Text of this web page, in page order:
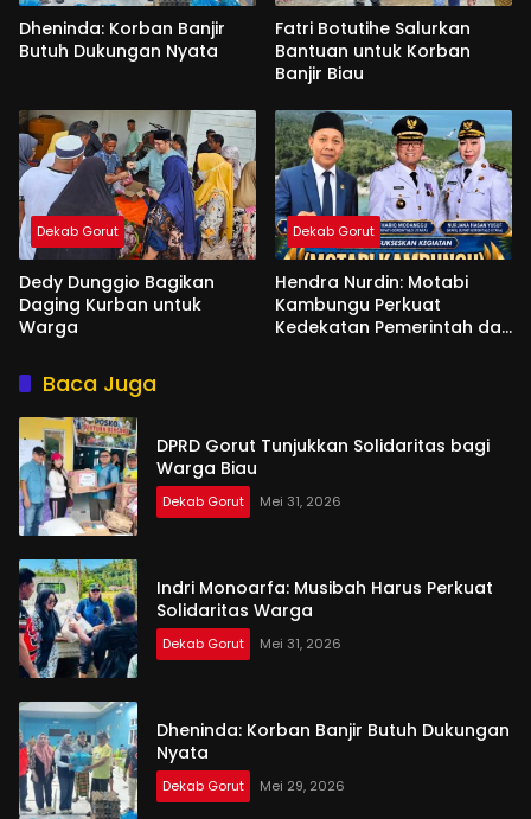
Dheninda: Korban Banjir
Butuh Dukungan Nyata
Fatri Botutihe Salurkan
Bantuan untuk Korban
Banjir Biau
Dekab Gorut
Dedy Dunggio Bagikan
Daging Kurban untuk
Warga
Dekab Gorut
Hendra Nurdin: Motabi
Kambungu Perkuat
Kedekatan Pemerintah dan
Baca Juga
DPRD Gorut Tunjukkan Solidaritas bagi
Warga Biau
Dekab Gorut Mei 31, 2026
Indri Monoarfa: Musibah Harus Perkuat
Solidaritas Warga
Dekab Gorut Mei 31, 2026
Dheninda: Korban Banjir Butuh Dukungan
Nyata
Dekab Gorut Mei 29, 2026